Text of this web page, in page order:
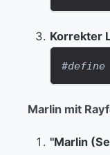
Korrekter
#define
Marlin mit
"Marlin